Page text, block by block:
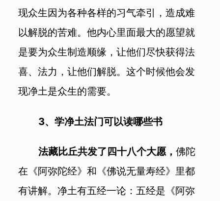
现众生因为各种各样的习气牵引，造成难
以解脱的苦难。他内心里面最大的愿望就
是要为众生制造顺缘，让他们尽快获得法
喜、法力，让他们解脱。这个时候他会发
现净土是众生的需要。
3、学净土法门可以读哪些书
法藏比丘共发了四十八个大愿， 佛陀
在《阿弥陀经》和《佛说无量寿经》里都
有讲解。净土有五经一论：五经是《阿弥